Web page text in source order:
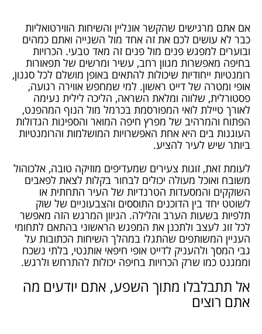
אם אתם מרגישים שהקשר אונליין והשיחות הווירטואליות
כבר לא עושים לכם את זה אחד מול השנייה ואתם כמהים
ובוערים למפגש פנים מול פנים זה מאד טבעי. הכרויות
בחיפה מאפשרות מגוון רחב, עשיר ומרשים של תפאורות
רומנטיות ייחודיות שיכולות להתאים באופן מושלם לכל סגנון,
אופי ומטרה של דייט ראשון. למי שמחפש אווירה רגועה,
פסטורלית, שלווה ומלאת השראה, הליכה לילית נעימה
לאורך טיילת לואי המפורסמת בכרמל מול הנוף המהפנט,
הפתוח והמרהיב של מפרץ חיפה המואר והספינות הגדולות
העוגנות בים היא אחת האפשרויות המושלמות והרומנטיות
ביותר שיש לעיר להציע.
לעומת זאת, זוגות צעירים שמעדיפים מוזיקה טובה, אלכוהול
משובח ואוכל מעולה יכולים לבחור בקלות לצאת לפאבים
השוקקים והמסעדות הטרנדיות של העיר התחתית או
לשוטט יחד בין הדוכנים התוססים והצבעוניים של שוק
תלפיות בשעות הערב והלילה. הגיוון המרגש הזה מאפשר
לכל זוג לעצב ולתכנן את המפגש הראשוני בהתאם לתחומי
העניין המשותפים שהתגלו במהלך השיחות הכתובות על
גבי המסך ולהעניק לדייט אופי חיפאי אותנטי, בלתי נשכח
וממגנט כמו שרק הכרויות בחיפה יכולות להתרחש ולרגש.
אל תתבלבלו מתוך השפע, אתם יודעים מה
אתם רוצים